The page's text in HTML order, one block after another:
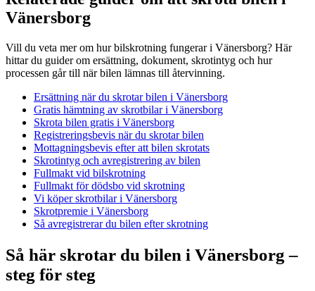
Vänersborg
Vill du veta mer om hur bilskrotning fungerar i Vänersborg? Här
hittar du guider om ersättning, dokument, skrotintyg och hur
processen går till när bilen lämnas till återvinning.
Ersättning när du skrotar bilen i Vänersborg
Gratis hämtning av skrotbilar i Vänersborg
Skrota bilen gratis i Vänersborg
Registreringsbevis när du skrotar bilen
Mottagningsbevis efter att bilen skrotats
Skrotintyg och avregistrering av bilen
Fullmakt vid bilskrotning
Fullmakt för dödsbo vid skrotning
Vi köper skrotbilar i Vänersborg
Skrotpremie i Vänersborg
Så avregistrerar du bilen efter skrotning
Så här skrotar du bilen i Vänersborg –
steg för steg